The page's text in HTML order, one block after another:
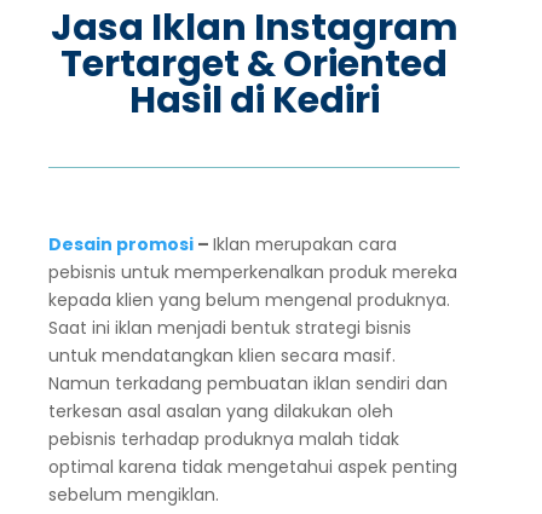
Jasa Iklan Instagram
Tertarget & Oriented
Hasil di Kediri
Desain promosi– Iklan merupakan cara
pebisnis untuk memperkenalkan produk mereka
kepada klien yang belum mengenal produknya.
Saat ini iklan menjadi bentuk strategi bisnis
untuk mendatangkan klien secara masif.
Namun terkadang pembuatan iklan sendiri dan
terkesan asal asalan yang dilakukan oleh
pebisnis terhadap produknya malah tidak
optimal karena tidak mengetahui aspek penting
sebelum mengiklan.